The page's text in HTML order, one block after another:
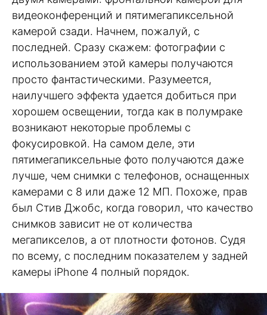
видеоконференций и пятимегапиксельной
камерой сзади. Начнем, пожалуй, с
последней. Сразу скажем: фотографии с
использованием этой камеры получаются
просто фантастическими. Разумеется,
наилучшего эффекта удается добиться при
хорошем освещении, тогда как в полумраке
возникают некоторые проблемы с
фокусировкой. На самом деле, эти
пятимегапиксельные фото получаются даже
лучше, чем снимки с телефонов, оснащенных
камерами с 8 или даже 12 МП. Похоже, прав
был Стив Джобс, когда говорил, что качество
снимков зависит не от количества
мегапикселов, а от плотности фотонов. Судя
по всему, с последним показателем у задней
камеры iPhone 4 полный порядок.